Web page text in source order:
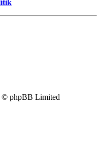
© phpBB Limited